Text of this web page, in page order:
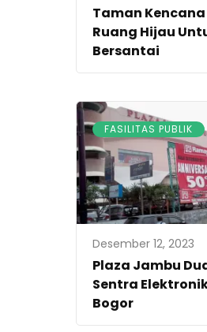
Taman Kencana
Ruang Hijau
Bersantai
FASILITAS PUBLIK
Desember 12, 2023
Plaza Jambu
Sentra
Bogor